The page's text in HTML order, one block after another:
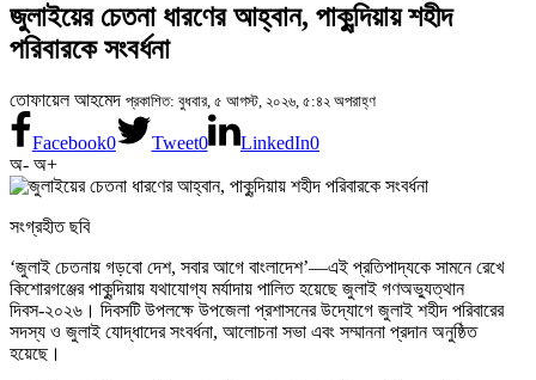
জুলাইয়ের চেতনা ধারণের আহ্বান, পাকুন্দিয়ায় শহীদ
পরিবারকে সংবর্ধনা
তোফায়েল আহমেদ প্রকাশিত: বুধবার, ৫ আগস্ট, ২০২৬, ৫:৪২ অপরাহ্ণ
Facebook0 Tweet0 LinkedIn0
অ- অ+
সংগ্রহীত ছবি
‘জুলাই চেতনায় গড়বো দেশ, সবার আগে বাংলাদেশ’—এই প্রতিপাদ্যকে সামনে রেখে
কিশোরগঞ্জের পাকুন্দিয়ায় যথাযোগ্য মর্যাদায় পালিত হয়েছে জুলাই গণঅভ্যুত্থান
দিবস-২০২৬। দিবসটি উপলক্ষে উপজেলা প্রশাসনের উদ্যোগে জুলাই শহীদ পরিবারের
সদস্য ও জুলাই যোদ্ধাদের সংবর্ধনা, আলোচনা সভা এবং সম্মাননা প্রদান অনুষ্ঠিত
হয়েছে।